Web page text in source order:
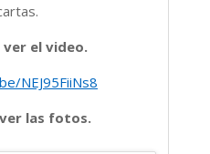
ver el video.
NEJ95FiiNs8
las fotos.